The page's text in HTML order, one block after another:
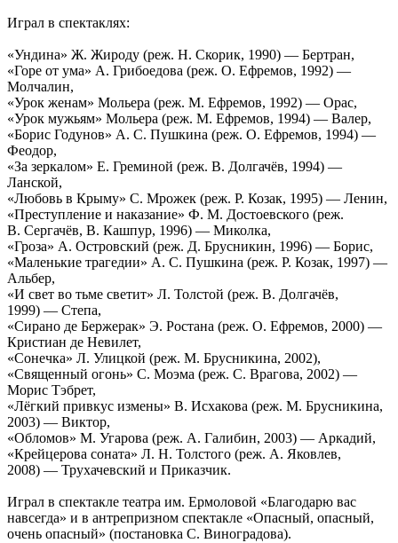
Играл в спектаклях:
«Ундина» Ж. Жироду (реж. Н. Скорик, 1990) — Бертран,
«Горе от ума» А. Грибоедова (реж. О. Ефремов, 1992) —
Молчалин,
«Урок женам» Мольера (реж. М. Ефремов, 1992) — Орас,
«Урок мужьям» Мольера (реж. М. Ефремов, 1994) — Валер,
«Борис Годунов» А. С. Пушкина (реж. О. Ефремов, 1994) —
Феодор,
«За зеркалом» Е. Греминой (реж. В. Долгачёв, 1994) —
Ланской,
«Любовь в Крыму» С. Мрожек (реж. Р. Козак, 1995) — Ленин,
«Преступление и наказание» Ф. М. Достоевского (реж.
В. Сергачёв, В. Кашпур, 1996) — Миколка,
«Гроза» А. Островский (реж. Д. Брусникин, 1996) — Борис,
«Маленькие трагедии» А. С. Пушкина (реж. Р. Козак, 1997) —
Альбер,
«И свет во тьме светит» Л. Толстой (реж. В. Долгачёв,
1999) — Степа,
«Сирано де Бержерак» Э. Ростана (реж. О. Ефремов, 2000) —
Кристиан де Невилет,
«Сонечка» Л. Улицкой (реж. М. Брусникина, 2002),
«Священный огонь» С. Моэма (реж. С. Врагова, 2002) —
Морис Тэбрет,
«Лёгкий привкус измены» В. Исхакова (реж. М. Брусникина,
2003) — Виктор,
«Обломов» М. Угарова (реж. А. Галибин, 2003) — Аркадий,
«Крейцерова соната» Л. Н. Толстого (реж. А. Яковлев,
2008) — Трухачевский и Приказчик.
Играл в спектакле театра им. Ермоловой «Благодарю вас
навсегда» и в антрепризном спектакле «Опасный, опасный,
очень опасный» (постановка С. Виноградова).